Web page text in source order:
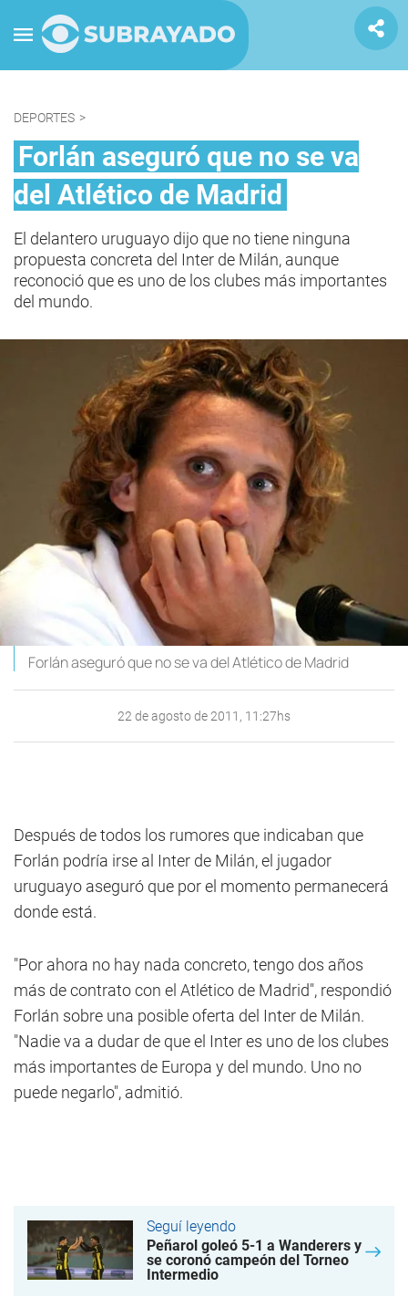
DEPORTES >
Forlán aseguró que no se va
del Atlético de Madrid
El delantero uruguayo dijo que no tiene ninguna
propuesta concreta del Inter de Milán, aunque
reconoció que es uno de los clubes más importantes
del mundo.
Forlán aseguró que no se va del Atlético de Madrid
22 de agosto de 2011, 11:27hs
Después de todos los rumores que indicaban que
Forlán podría irse al Inter de Milán, el jugador
uruguayo aseguró que por el momento permanecerá
donde está.
"Por ahora no hay nada concreto, tengo dos años
más de contrato con el Atlético de Madrid", respondió
Forlán sobre una posible oferta del Inter de Milán.
"Nadie va a dudar de que el Inter es uno de los clubes
más importantes de Europa y del mundo. Uno no
puede negarlo", admitió.
Seguí leyendo
Peñarol goleó 5-1 a Wanderers y
se coronó campeón del Torneo
Intermedio